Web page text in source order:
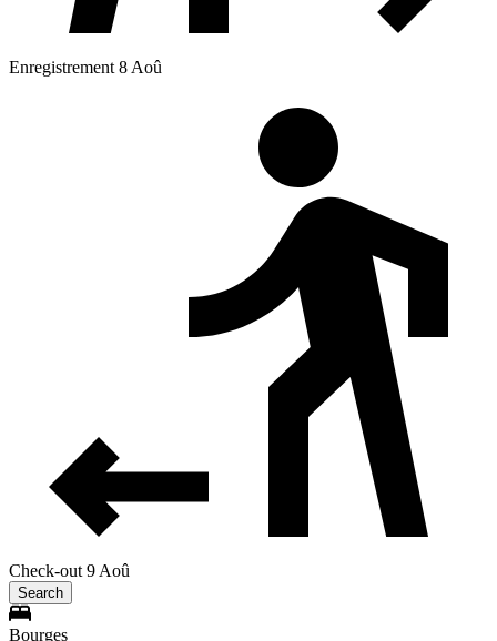
Enregistrement 8 Aoû
Check-out 9 Aoû
Search
Bourges